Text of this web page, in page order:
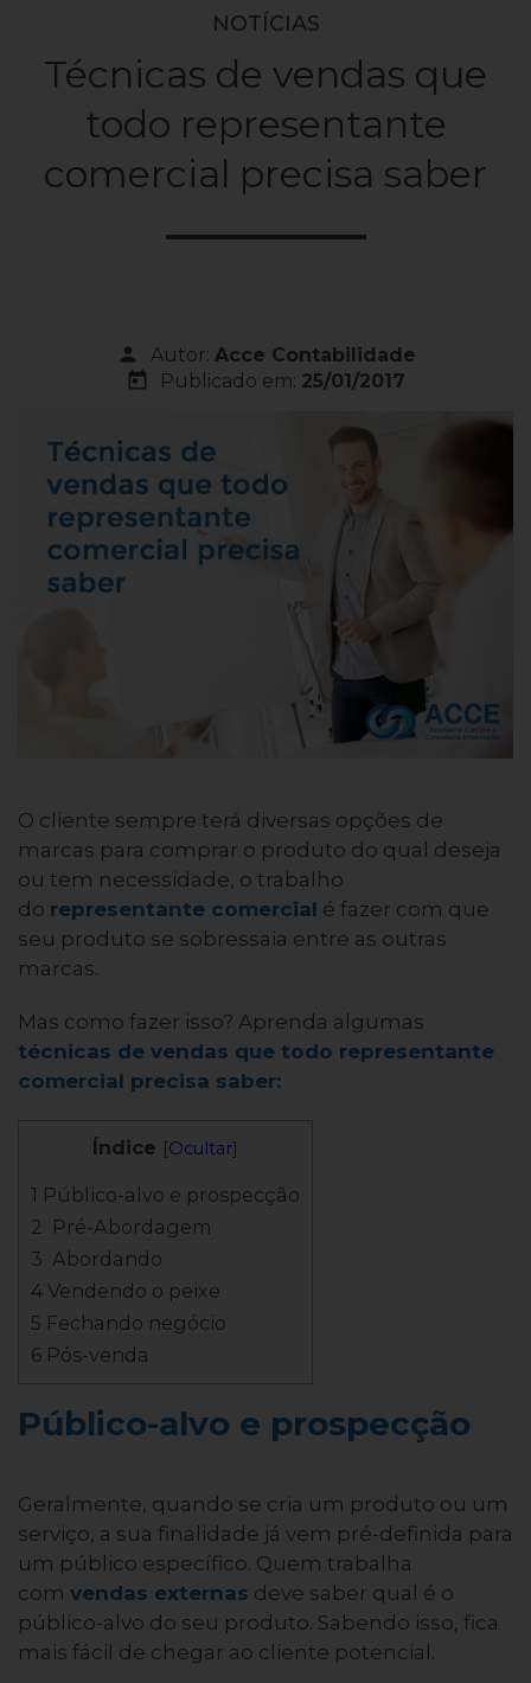
NOTÍCIAS
Técnicas de vendas que
todo representante
comercial precisa saber
person Autor: Acce Contabilidade
today Publicado em: 25/01/2017
O cliente sempre terá diversas opções de
marcas para comprar o produto do qual deseja
ou tem necessidade, o trabalho
do representante comercial é fazer com que
seu produto se sobressaia entre as outras
marcas.
Mas como fazer isso? Aprenda algumas
técnicas de vendas que todo representante
comercial precisa saber:
Índice [Ocultar]
1 Público-alvo e prospecção
2 Pré-Abordagem
3 Abordando
4 Vendendo o peixe
5 Fechando negócio
6 Pós-venda
Público-alvo e prospecção
Geralmente, quando se cria um produto ou um
serviço, a sua finalidade já vem pré-definida para
um público específico. Quem trabalha
com vendas externas deve saber qual é o
público-alvo do seu produto. Sabendo isso, fica
mais fácil de chegar ao cliente potencial.